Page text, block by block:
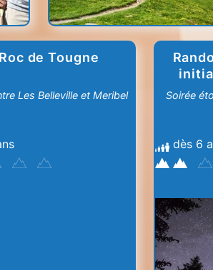
de Tougne
Les Belleville et Meribel Soirée
dès 6